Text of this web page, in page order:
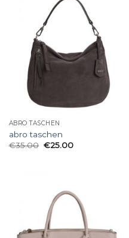
ABRO TASCHEN
abro taschen
€35.00 €25.00